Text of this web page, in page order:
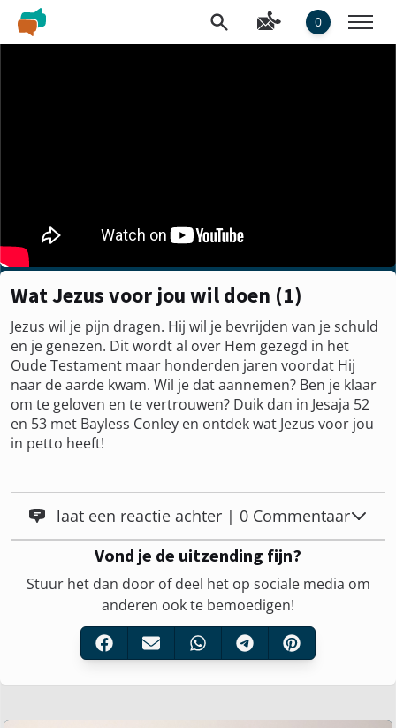
0
Wat Jezus voor jou wil doen (1)
Jezus wil je pijn dragen. Hij wil je bevrijden van je schuld
en je genezen. Dit wordt al over Hem gezegd in het
Oude Testament maar honderden jaren voordat Hij
naar de aarde kwam. Wil je dat aannemen? Ben je klaar
om te geloven en te vertrouwen? Duik dan in Jesaja 52
en 53 met Bayless Conley en ontdek wat Jezus voor jou
in petto heeft!
laat een reactie achter | 0 Commentaar
Vond je de uitzending fijn?
Stuur het dan door of deel het op sociale media om
anderen ook te bemoedigen!